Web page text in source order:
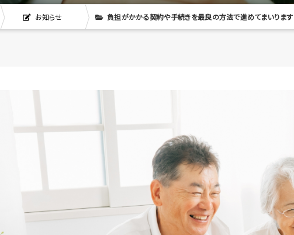
お知らせ 負担がかかる契約や手続きを最良の方法で進めてまいります